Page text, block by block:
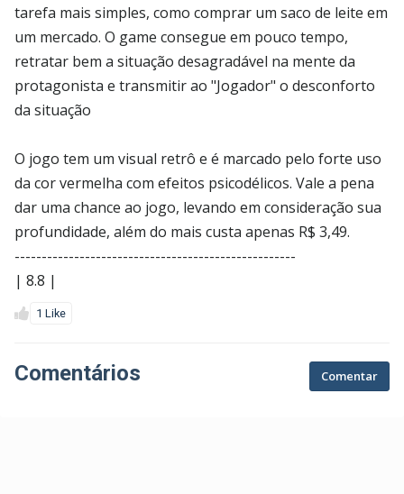
tarefa mais simples, como comprar um saco de leite em
um mercado. O game consegue em pouco tempo,
retratar bem a situação desagradável na mente da
protagonista e transmitir ao "Jogador" o desconforto
da situação
O jogo tem um visual retrô e é marcado pelo forte uso
da cor vermelha com efeitos psicodélicos. Vale a pena
dar uma chance ao jogo, levando em consideração sua
profundidade, além do mais custa apenas R$ 3,49.
----------------------------------------------------
| 8.8 |
1 Like
Comentários Comentar